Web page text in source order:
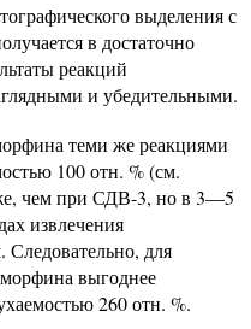
выделения с
в достаточно
реакций
и убедительными.
теми же реакциями
100 отн. % (см.
чем при СДВ-3, но в 3—5
извлечения
для
выгоднее
260 отн. %.